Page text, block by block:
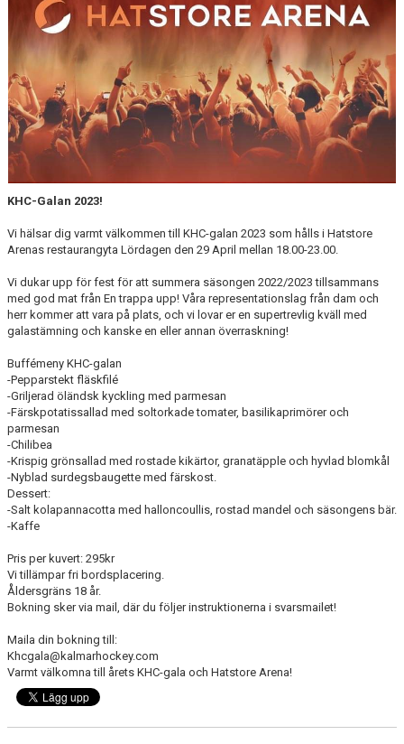
KHC-Galan 2023!
Vi hälsar dig varmt välkommen till KHC-galan 2023 som hålls i Hatstore
Arenas restaurangyta Lördagen den 29 April mellan 18.00-23.00.
Vi dukar upp för fest för att summera säsongen 2022/2023 tillsammans
med god mat från En trappa upp! Våra representationslag från dam och
herr kommer att vara på plats, och vi lovar er en supertrevlig kväll med
galastämning och kanske en eller annan överraskning!
Buffémeny KHC-galan
-Pepparstekt fläskfilé
-Griljerad öländsk kyckling med parmesan
-Färskpotatissallad med soltorkade tomater, basilikaprimörer och
parmesan
-Chilibea
-Krispig grönsallad med rostade kikärtor, granatäpple och hyvlad blomkål
-Nyblad surdegsbaugette med färskost.
Dessert:
-Salt kolapannacotta med halloncoullis, rostad mandel och säsongens bär.
-Kaffe
Pris per kuvert: 295kr
Vi tillämpar fri bordsplacering.
Åldersgräns 18 år.
Bokning sker via mail, där du följer instruktionerna i svarsmailet!
Maila din bokning till:
Khcgala@kalmarhockey.com
Varmt välkomna till årets KHC-gala och Hatstore Arena!